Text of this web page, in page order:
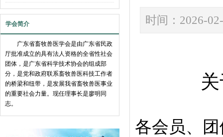
学会简介
广东省畜牧兽医学会是由广东省民政
厅批准成立的具有法人资格的全省性社会
团体，是广东省科学技术协会的组成部
分，是党和政府联系畜牧兽医科技工作者
的桥梁和纽带，是发展我省畜牧兽医事业
的重要社会力量。现任理事长是廖明同
志。
时间：
各会员、